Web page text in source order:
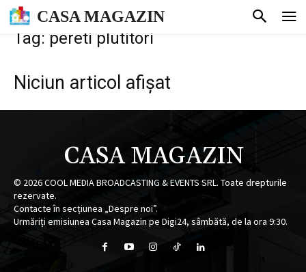
CASA MAGAZIN
Tag: pereti plutitori
Niciun articol afișat
CASA MAGAZIN
© 2026COOL MEDIA BROADCASTING & EVENTS SRL. Toate drepturile
rezervate.
Contacte în secțiunea „Despre noi”.
Urmăriți emisiunea Casa Magazin pe Digi24, sâmbătă, de la ora 9:30.